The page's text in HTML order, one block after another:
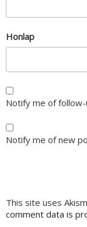
Honlap
Notify me of
Notify me of new
This site uses
comment data is